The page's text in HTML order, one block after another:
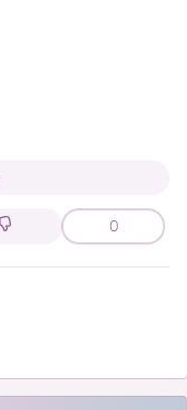
0